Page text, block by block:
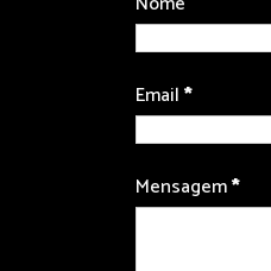
Email*
Mensagem*